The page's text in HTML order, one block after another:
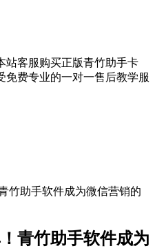
站客服购买正版青竹助手卡
免费专业的一对一售后教学服
竹助手软件成为微信营销的
青竹助手软件成为